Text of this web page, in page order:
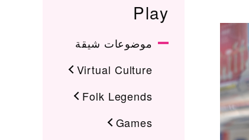
Play
موضوعات شيقة
Virtual Culture
Folk Legends
Games